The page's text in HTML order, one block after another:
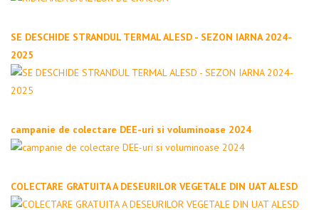
SE DESCHIDE STRANDUL TERMAL ALESD - SEZON IARNA 2024-
2025
campanie de colectare DEE-uri si voluminoase 2024
COLECTARE GRATUITA A DESEURILOR VEGETALE DIN UAT ALESD